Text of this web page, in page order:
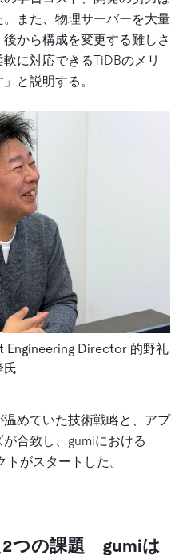
また、物理サーバーを大量
から構成を変更する難しさ
に対応できるTiDBのメリ
と説明する。
Engineering Director 的野礼
氏
めていた技術戦略と、アプ
合致し、gumiにおける
がスタートした。
2つの課題 gumiは